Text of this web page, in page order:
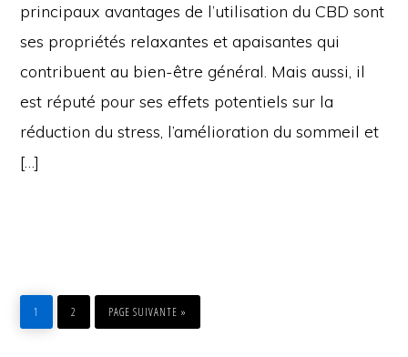
principaux avantages de l’utilisation du CBD sont
ses propriétés relaxantes et apaisantes qui
contribuent au bien-être général. Mais aussi, il
est réputé pour ses effets potentiels sur la
réduction du stress, l’amélioration du sommeil et
[…]
PAGE
1
PAGE
2
ALLER
À
PAGE SUIVANTE »